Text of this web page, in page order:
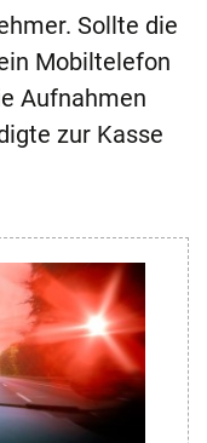
Sollte die
Mobiltelefon
Aufnahmen
zur Kasse